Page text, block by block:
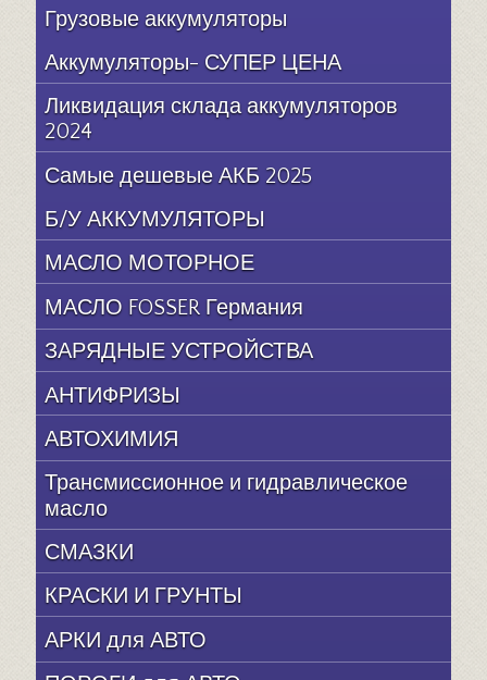
Грузовые аккумуляторы
Аккумуляторы- СУПЕР ЦЕНА
Ликвидация склада аккумуляторов
2024
Самые дешевые АКБ 2025
Б/У АККУМУЛЯТОРЫ
МАСЛО МОТОРНОЕ
МАСЛО FOSSER Германия
ЗАРЯДНЫЕ УСТРОЙСТВА
АНТИФРИЗЫ
АВТОХИМИЯ
Трансмиссионное и гидравлическое
масло
СМАЗКИ
КРАСКИ И ГРУНТЫ
АРКИ для АВТО